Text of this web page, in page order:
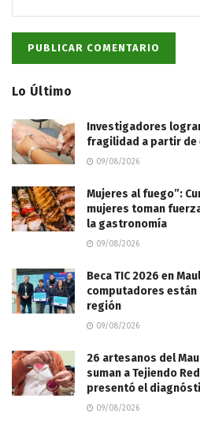
Lo Último
Investigadores
fragilidad a partir de
09/08/2026
Mujeres al fuego”:
mujeres toman
la gastronomía
09/08/2026
Beca TIC 2026 en
computadores
región
09/08/2026
26 artesanos del
suman a Tejiendo
presentó el
09/08/2026